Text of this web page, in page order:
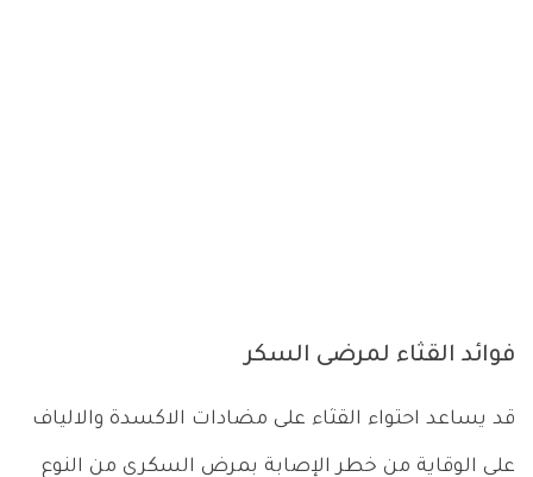
فوائد القثاء لمرضى السكر
قد يساعد احتواء القثاء على مضادات الاكسدة والالياف
على الوقاية من خطر الإصابة بمرض السكري من النوع